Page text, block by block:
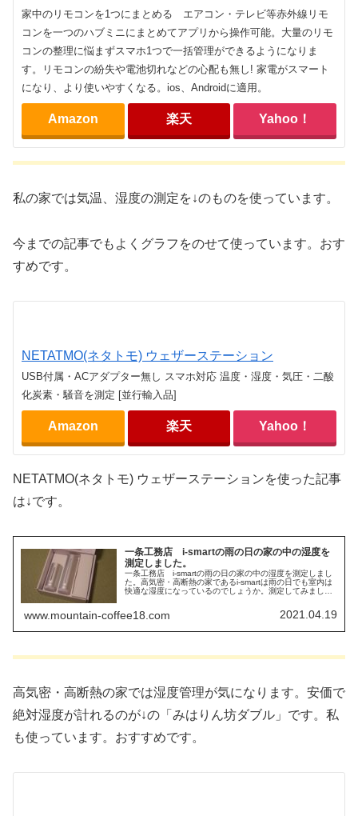
家中のリモコンを1つにまとめる エアコン・テレビ等赤外線リモ
コンを一つのハブミニにまとめてアプリから操作可能。大量のリモ
コンの整理に悩まずスマホ1つで一括管理ができるようになりま
す。リモコンの紛失や電池切れなどの心配も無し! 家電がスマート
になり、より使いやすくなる。ios、Androidに適用。
Amazon 楽天 Yahoo！
私の家では気温、湿度の測定を↓のものを使っています。
今までの記事でもよくグラフをのせて使っています。おす
すめです。
NETATMO(ネタトモ) ウェザーステーション
USB付属・ACアダプター無し スマホ対応 温度・湿度・気圧・二酸
化炭素・騒音を測定 [並行輸入品]
Amazon 楽天 Yahoo！
NETATMO(ネタトモ) ウェザーステーションを使った記事
は↓です。
一条工務店 i-smartの雨の日の家の中の湿度を
測定しました。
一条工務店 i-smartの雨の日の家の中の湿度を測定しまし
た。高気密・高断熱の家であるi-smartは雨の日でも室内は
快適な湿度になっているのでしょうか。測定してみまし
www.mountain-coffee18.com 2021.04.19
高気密・高断熱の家では湿度管理が気になります。安価で
絶対湿度が計れるのが↓の「みはりん坊ダブル」です。私
も使っています。おすすめです。